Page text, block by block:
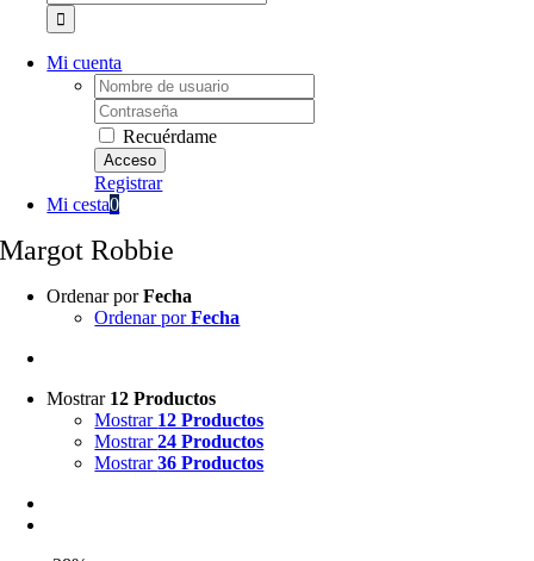
Mi cuenta
Username:
Password:
Recuérdame
Registrar
Mi cesta0
Margot Robbie
Ordenar porFecha
Ordenar porFecha
Mostrar 12 Productos
Mostrar 12 Productos
Mostrar24 Productos
Mostrar36 Productos